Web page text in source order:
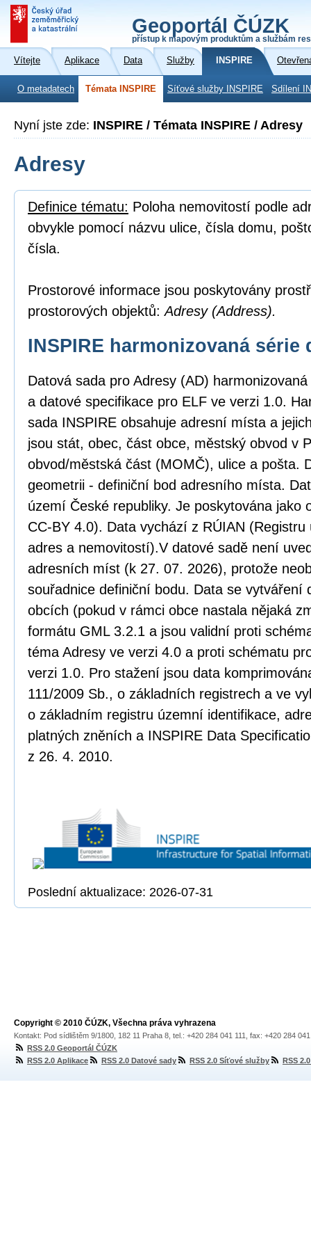
Geoportál ČÚZK
přístup k mapovým produktům a službám
Vítejte Aplikace Data Služby INSPIRE
O metadatech Témata INSPIRE Síťové služby INSPIRE Sdílení
Nyní jste zde: INSPIRE / Témata INSPIRE / Adresy
Adresy
Definice tématu: Poloha nemovitostí podle
obvykle pomocí názvu ulice, čísla domu,
čísla.
Prostorové informace jsou poskytovány
prostorových objektů:Adresy (Address).
INSPIRE harmonizovaná série
Datová sada pro Adresy (AD)
a datové specifikace pro ELF ve verzi 1.0.
sada INSPIRE obsahuje adresní místa a
jsou stát, obec, část obce, městský obvod v
obvod/městská část (MOMČ), ulice a pošta.
geometrii - definiční bod adresního místa.
území České republiky. Je poskytována jako
CC-BY 4.0). Data vychází z RÚIAN
adres a nemovitostí).V datové sadě není
adresních míst (k 27. 07. 2026), protože
souřadnice definiční bodu. Data se vytváření
obcích (pokud v rámci obce nastala nějaká
formátu GML 3.2.1 a jsou validní proti
téma Adresy ve verzi 4.0 a proti schématu
verzi 1.0. Pro stažení jsou data
111/2009 Sb., o základních registrech a ve
o základním registru územní identifikace,
platných zněních a INSPIRE Data
z 26. 4. 2010.
Poslední aktualizace: 2026-07-31
Copyright © 2010 ČÚZK, Všechna práva vyhrazena
Kontakt: Pod sídlištěm 9/1800, 182 11 Praha 8, tel.: +420 284 041 111, fax: +420 284
RSS 2.0 Geoportál ČÚZK
RSS 2.0 Aplikace
RSS 2.0 Datové sady RSS 2.0 Síťové služby RSS